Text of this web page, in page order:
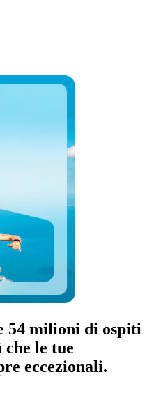
54 milioni di ospiti
le tue
eccezionali.